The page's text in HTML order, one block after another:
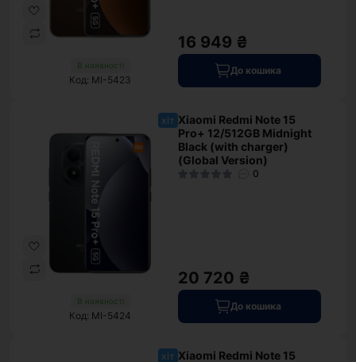
В наявності
Код: MI-5423
16 949 ₴
До кошика
хіт
В наявності
Код: MI-5424
Xiaomi Redmi Note 15
Pro+ 12/512GB Midnight
Black (with charger)
(Global Version)
0
20 720 ₴
До кошика
хіт Xiaomi Redmi Note 15